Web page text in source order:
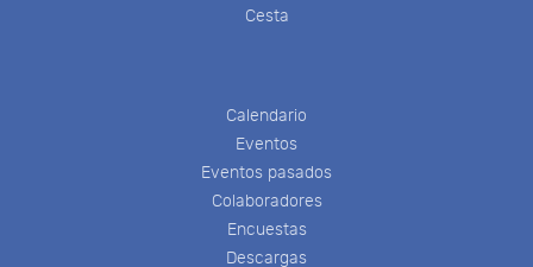
Cesta
Calendario
Eventos
Eventos pasados
Colaboradores
Encuestas
Descargas